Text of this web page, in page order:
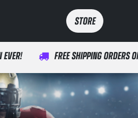
STORE​​
EVER! FREE SHIPPING ORDERS